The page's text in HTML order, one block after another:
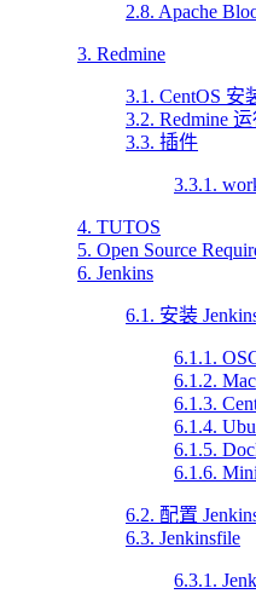
2.8. Apache
3. Redmine
3.1. CentOS 安
3.2. Redmine
3.3. 插件
3.3.1.
4. TUTOS
5. Open Source
6. Jenkins
6.1. 安装
6.1.1.
6.1.2. Mac
6.1.3.
6.1.4.
6.1.5.
6.1.6.
6.2. 配置
6.3. Jenkinsfile
6.3.1.